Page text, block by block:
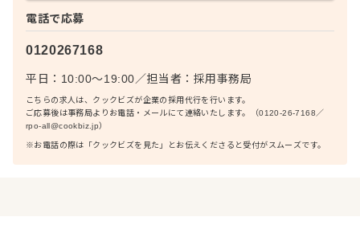
電話で応募
0120267168
平日：10:00〜19:00／担当者： 採用事務局
こちらの求人は、クックビズが企業の採用代行を行います。
ご応募後は事務局よりお電話・メールにて連絡いたします。（0120-26-7168／
rpo-all@cookbiz.jp）
※お電話の際は「クックビズを見た」とお伝えくださると受付がスムーズです。